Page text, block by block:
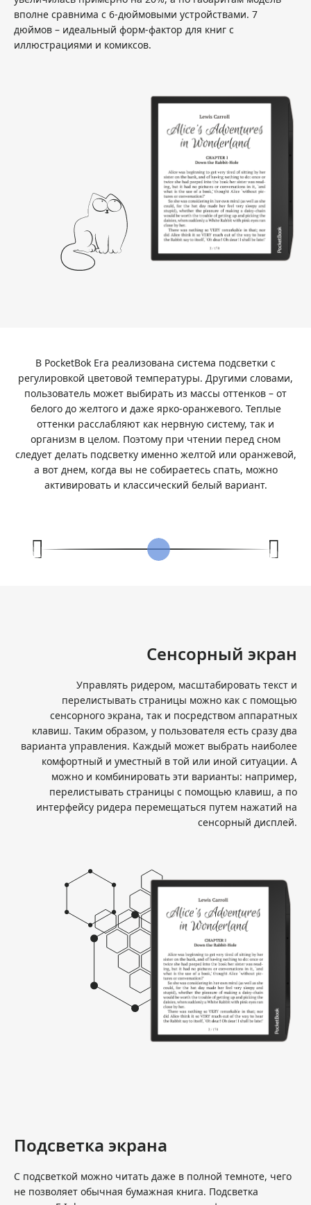
вполне сравнима с 6-дюймовыми устройствами. 7
дюймов – идеальный форм-фактор для книг с
иллюстрациями и комиксов.
В PocketBok Era реализована система подсветки с
регулировкой цветовой температуры. Другими словами,
пользователь может выбирать из массы оттенков – от
белого до желтого и даже ярко-оранжевого. Теплые
оттенки расслабляют как нервную систему, так и
организм в целом. Поэтому при чтении перед сном
следует делать подсветку именно желтой или оранжевой,
а вот днем, когда вы не собираетесь спать, можно
активировать и классический белый вариант.
Сенсорный экран
Управлять ридером, масштабировать текст и
перелистывать страницы можно как с помощью
сенсорного экрана, так и посредством аппаратных
клавиш. Таким образом, у пользователя есть сразу два
варианта управления. Каждый может выбрать наиболее
комфортный и уместный в той или иной ситуации. А
можно и комбинировать эти варианты: например,
перелистывать страницы с помощью клавиш, а по
интерфейсу ридера перемещаться путем нажатий на
сенсорный дисплей.
Подсветка экрана
С подсветкой можно читать даже в полной темноте, чего
не позволяет обычная бумажная книга. Подсветка